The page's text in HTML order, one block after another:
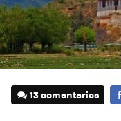
13 comentarios